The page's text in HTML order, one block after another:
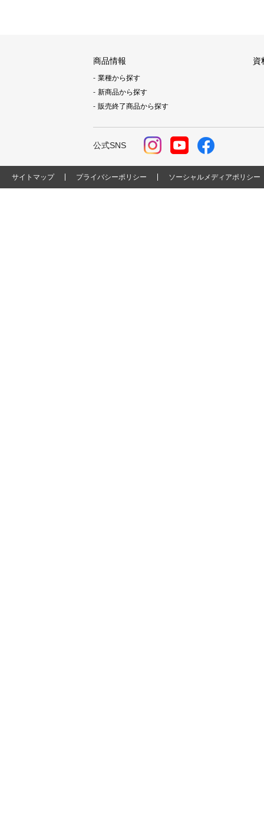
商品情報
業種から探す
新商品から探す
販売終了商品から探す
資
公式SNS
サイトマップ プライバシーポリシー ソーシャルメディアポリシー